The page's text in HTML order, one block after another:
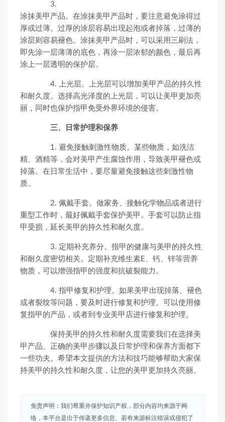
3.
涂抹美甲产品。在涂抹美甲产品时，要注意避免涂得过
厚或过薄。过厚的涂层容易出现起泡或者掉落，过薄的
涂层则容易褪色。涂抹美甲产品时，可以采用三刷法，
即先涂一层薄薄的底色，再涂一层浓郁的颜色，最后再
涂上一层透明的保护层。
4. 上光层。上光层可以增加美甲产品的持久性
和耐久度。选择高光泽度的上光层，可以让美甲更加亮
丽，同时也保护指甲免受外界环境的侵害。
三、日常护理和保养
1. 避免接触刺激性物质。某些物质，如洗洁
精、酒精等，会对美甲产生腐蚀作用，导致美甲褪色或
掉落。在日常生活中，要尽量避免接触这些刺激性物
质。
2. 佩戴手套。做家务、接触化学物品或者进行
重型工作时，最好佩戴手套保护美甲。手套可以防止指
甲受损，延长美甲的持久性和耐久度。
3. 定期补充养分。指甲的健康与美甲的持久性
和耐久度密切相关。定期补充维生素E、钙、锌等营养
物质，可以增强指甲的强度和抗破裂能力。
4. 指甲修复和护理。如果美甲出现掉落、褪色
或者裂纹等问题，要及时进行修复和护理。可以使用修
复指甲的产品，或者到专业美甲店进行修复和护理。
保持美甲的持久性和耐久度需要我们在选择美
甲产品、正确的美甲步骤以及日常护理和保养方面都下
一些功夫。希望本文提供的方法和技巧能够帮助大家保
持美甲的持久性和耐久度，让您的美甲更加持久亮丽。
免责声明：我们尊重并保护知识产权，部分内容均来源于网
络，本平台是出于传递更多信息、若有来源标注错误或侵犯了